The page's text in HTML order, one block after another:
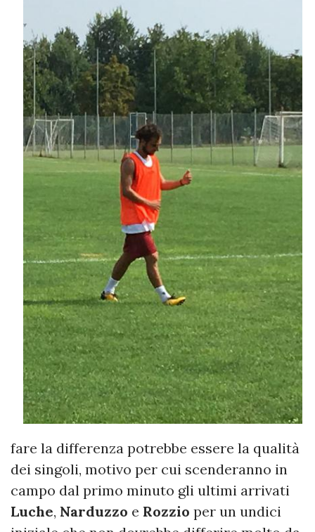
fare la differenza potrebbe essere la qualità
dei singoli, motivo per cui scenderanno in
campo dal primo minuto gli ultimi arrivati
Luche, Narduzzo e Rozzio per un undici